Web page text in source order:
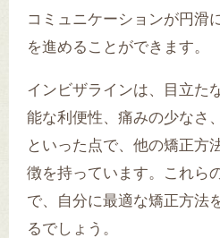
コミュニケーションが円滑
を進めることができます。
インビザラインは、目立た
能な利便性、痛みの少なさ
といった点で、他の矯正方
徴を持っています。これら
で、自分に最適な矯正方法
るでしょう。